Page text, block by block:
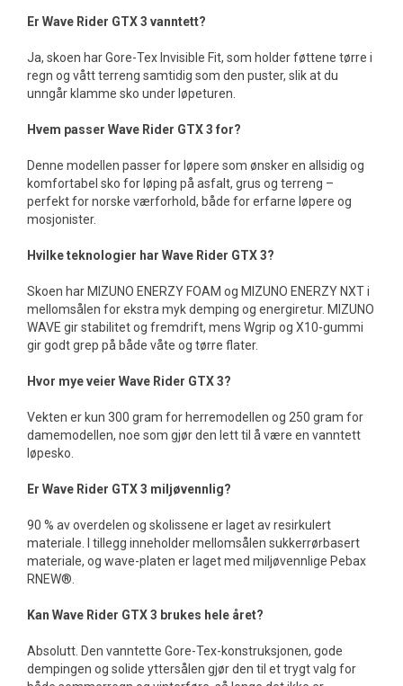
Er Wave Rider GTX 3 vanntett?
Ja, skoen har Gore-Tex Invisible Fit, som holder føttene tørre i
regn og vått terreng samtidig som den puster, slik at du
unngår klamme sko under løpeturen.
Hvem passer Wave Rider GTX 3 for?
Denne modellen passer for løpere som ønsker en allsidig og
komfortabel sko for løping på asfalt, grus og terreng –
perfekt for norske værforhold, både for erfarne løpere og
mosjonister.
Hvilke teknologier har Wave Rider GTX 3?
Skoen har MIZUNO ENERZY FOAM og MIZUNO ENERZY NXT i
mellomsålen for ekstra myk demping og energiretur. MIZUNO
WAVE gir stabilitet og fremdrift, mens Wgrip og X10-gummi
gir godt grep på både våte og tørre flater.
Hvor mye veier Wave Rider GTX 3?
Vekten er kun 300 gram for herremodellen og 250 gram for
damemodellen, noe som gjør den lett til å være en vanntett
løpesko.
Er Wave Rider GTX 3 miljøvennlig?
90 % av overdelen og skolissene er laget av resirkulert
materiale. I tillegg inneholder mellomsålen sukkerrørbasert
materiale, og wave-platen er laget med miljøvennlige Pebax
RNEW®.
Kan Wave Rider GTX 3 brukes hele året?
Absolutt. Den vanntette Gore-Tex-konstruksjonen, gode
dempingen og solide yttersålen gjør den til et trygt valg for